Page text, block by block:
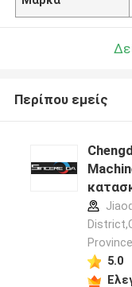
Περίπου εμείς
5.0